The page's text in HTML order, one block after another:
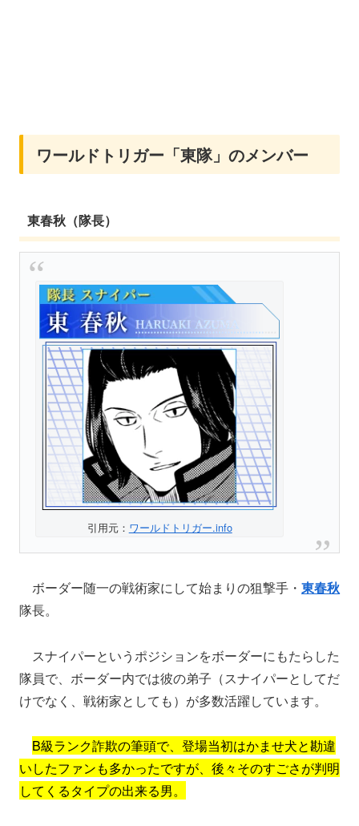
ワールドトリガー「東隊」のメンバー
東春秋（隊長）
引用元： ワールドトリガー.info
ボーダー随一の戦術家にして始まりの狙撃手・ 東春秋
隊長。
スナイパーというポジションをボーダーにもたらした
隊員で、ボーダー内では彼の弟子（スナイパーとしてだ
けでなく、戦術家としても）が多数活躍しています。
B級ランク詐欺の筆頭で、登場当初はかませ犬と勘違
いしたファンも多かったですが、後々そのすごさが判明
してくるタイプの出来る男。